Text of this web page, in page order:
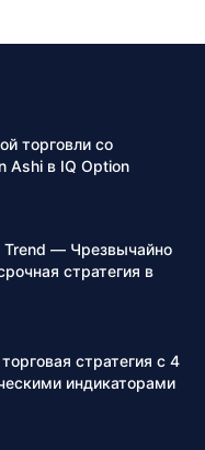
торговли со
Ashi в IQ Option
Trend — Чрезвычайно
стратегия в
стратегия с 4
индикаторами